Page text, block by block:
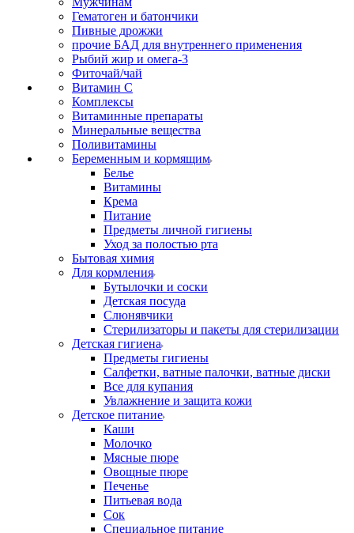
Гематоген и батончики
Пивные дрожжи
прочие БАД для внутреннего применения
Рыбий жир и омега-3
Фиточай/чай
Витамин С
Комплексы
Витаминные препараты
Минеральные вещества
Поливитамины
Беременным и кормящим
Белье
Витамины
Крема
Питание
Предметы личной гигиены
Уход за полостью рта
Бытовая химия
Для кормления
Бутылочки и соски
Детская посуда
Слюнявчики
Стерилизаторы и пакеты для стерилизации
Детская гигиена
Предметы гигиены
Салфетки, ватные палочки, ватные диски
Все для купания
Увлажнение и защита кожи
Детское питание
Каши
Молочко
Мясные пюре
Овощные пюре
Печенье
Питьевая вода
Сок
Специальное питание